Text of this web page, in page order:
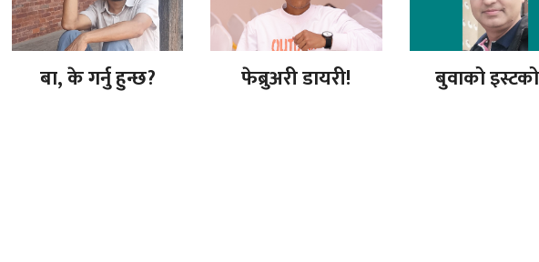
बा, के गर्नु हुन्छ? फेब्रुअरी डायरी! बुवाको